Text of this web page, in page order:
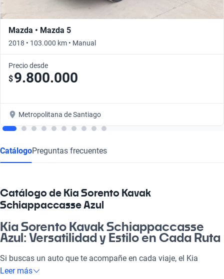
Mazda • Mazda 5
2018 • 103.000 km • Manual
Precio desde
$9.800.000
Metropolitana de Santiago
CatálogoPreguntas frecuentes
Catálogo de Kia Sorento Kavak
Schiappaccasse Azul
Kia Sorento Kavak Schiappaccasse
Azul: Versatilidad y Estilo en Cada Ruta
Si buscas un auto que te acompañe en cada viaje, el Kia
Sorento Kavak Schiappaccasse Azul es la elección perfecta.
Leer más